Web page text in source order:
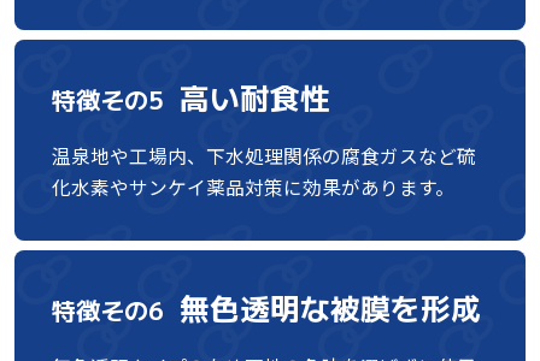
特徴その5 高い耐食性
温泉地や工場内、下水処理関係の腐食ガスなど硫
化水素やサンケイ薬品対策に効果があります。
特徴その6 無色透明な被膜を形成